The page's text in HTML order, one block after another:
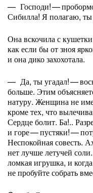
— Господи! —
Сибилла! Я полагаю,
Она вскочила с
как если бы от зноя
и она дико захохотала.
— Да, ты угадал! —
больше. Этим
натуру. Женщина не
кроме тех, что
Сердце болит. Ба!..
и горе — пустяки! —
Неспокойная совесть.
нет лучше летучей
ломкая игрушка, и
не пробуйте собрать